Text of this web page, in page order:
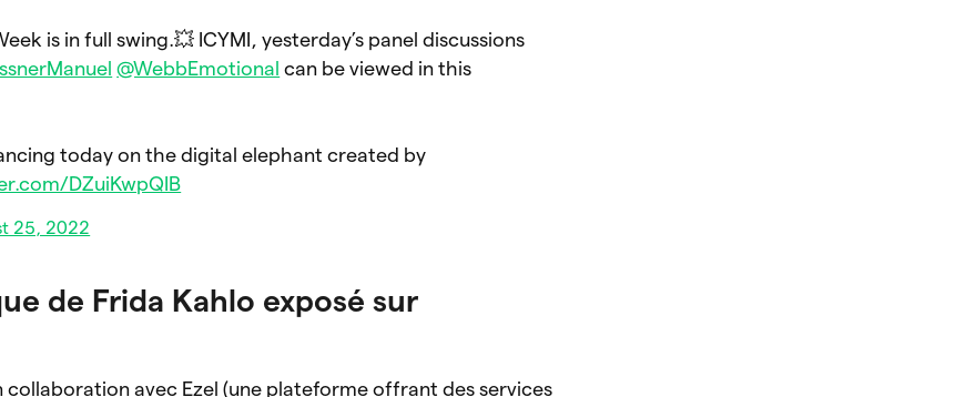
is in full swing.💥 ICYMI, yesterday’s panel discussions
@WebbEmotional can be viewed in this
today on the digital elephant created by
DZuiKwpQIB
25, 2022
de Frida Kahlo exposé sur
collaboration avec Ezel (une plateforme offrant des services